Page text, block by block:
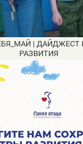
| ДАЙДЖЕСТ
РАЗВИТИЯ ⠀